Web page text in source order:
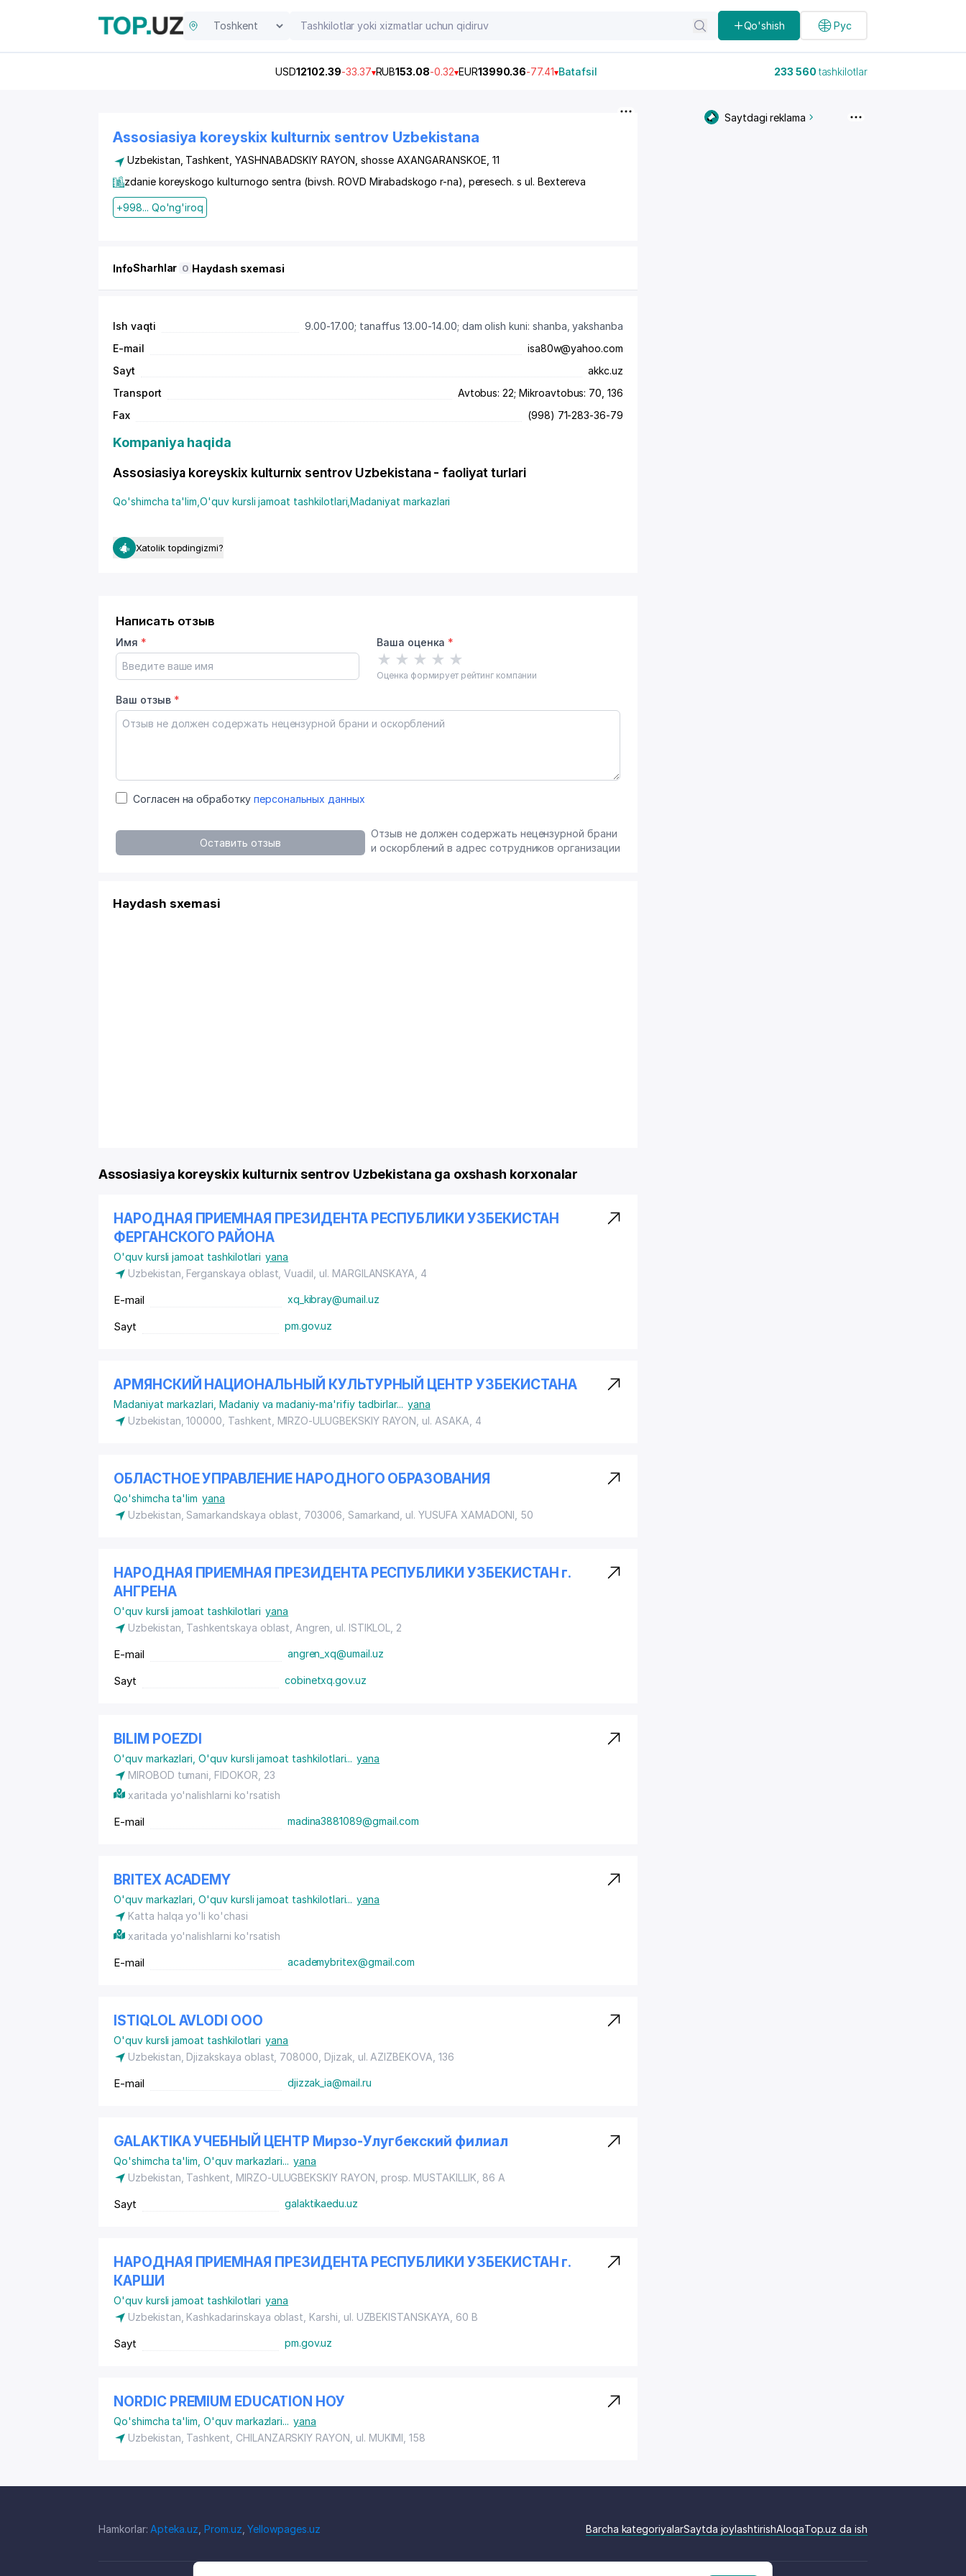
Qo'shish Рус
USD12102.39-33.37 RUB153.08-0.32 EUR13990.36-77.41 Batafsil 233 560tashkilotlar
Assosiasiya koreyskix kulturnix sentrov Uzbekistana
Uzbekistan, Tashkent, YASHNABADSKIY RAYON , shosse AXANGARANSKOE, 11
zdanie koreyskogo kulturnogo sentra (bivsh. ROVD Mirabadskogo r-na), peresech. s ul. Bextereva
+998... Qo'ng'iroq
InfoSharhlar 0 Haydash sxemasi
Ish vaqti
9.00-17.00; tanaffus 13.00-14.00; dam olish kuni: shanba, yakshanba
E-mail
isa80w@yahoo.com
Sayt
akkc.uz
Transport
Avtobus: 22; Mikroavtobus: 70, 136
Fax
(998) 71-283-36-79
Kompaniya haqida
Assosiasiya koreyskix kulturnix sentrov Uzbekistana - faoliyat turlari
Qo'shimcha ta'lim ,O'quv kursli jamoat tashkilotlari ,Madaniyat markazlari
Xatolik topdingizmi?
Написать отзыв
Имя * Ваша оценка *
★ ★ ★ ★ ★
Оценка формирует рейтинг компании
Ваш отзыв *
Согласен на обработку персональных данных
Оставить отзыв
Отзыв не должен содержать нецензурной брани
и оскорблений в адрес сотрудников организации
Haydash sxemasi
Assosiasiya koreyskix kulturnix sentrov Uzbekistana ga oxshash korxonalar
НАРОДНАЯ ПРИЕМНАЯ ПРЕЗИДЕНТА РЕСПУБЛИКИ УЗБЕКИСТАН
ФЕРГАНСКОГО РАЙОНА
O'quv kursli jamoat tashkilotlari yana
Uzbekistan, Ferganskaya oblast, Vuadil, ul. MARGILANSKAYA , 4
E-mail xq_kibray@umail.uz
Sayt pm.gov.uz
АРМЯНСКИЙ НАЦИОНАЛЬНЫЙ КУЛЬТУРНЫЙ ЦЕНТР УЗБЕКИСТАНА
Madaniyat markazlari Madaniy va madaniy-ma'rifiy tadbirlar... yana
Uzbekistan, 100000, Tashkent, MIRZO-ULUGBEKSKIY RAYON , ul. ASAKA, 4
ОБЛАСТНОЕ УПРАВЛЕНИЕ НАРОДНОГО ОБРАЗОВАНИЯ
Qo'shimcha ta'lim yana
Uzbekistan, Samarkandskaya oblast, 703006, Samarkand, ul. YUSUFA XAMADONI , 50
НАРОДНАЯ ПРИЕМНАЯ ПРЕЗИДЕНТА РЕСПУБЛИКИ УЗБЕКИСТАН г.
АНГРЕНА
O'quv kursli jamoat tashkilotlari yana
Uzbekistan, Tashkentskaya oblast, Angren, ul. ISTIKLOL , 2
E-mail angren_xq@umail.uz
Sayt cobinetxq.gov.uz
BILIM POEZDI
O'quv markazlari ,O'quv kursli jamoat tashkilotlari... yana
MIROBOD tumani, FIDOKOR, 23
xaritada yo'nalishlarni ko'rsatish
E-mail madina3881089@gmail.com
BRITEX ACADEMY
O'quv markazlari ,O'quv kursli jamoat tashkilotlari... yana
Katta halqa yo'li ko'chasi
xaritada yo'nalishlarni ko'rsatish
E-mail academybritex@gmail.com
ISTIQLOL AVLODI ООО
O'quv kursli jamoat tashkilotlari yana
Uzbekistan, Djizakskaya oblast, 708000, Djizak, ul. AZIZBEKOVA , 136
E-mail djizzak_ia@mail.ru
GALAKTIKA УЧЕБНЫЙ ЦЕНТР Мирзо-Улугбекский филиал
Qo'shimcha ta'lim ,O'quv markazlari... yana
Uzbekistan, Tashkent, MIRZO-ULUGBEKSKIY RAYON prosp. MUSTAKILLIK , 86 A
Sayt galaktikaedu.uz
НАРОДНАЯ ПРИЕМНАЯ ПРЕЗИДЕНТА РЕСПУБЛИКИ УЗБЕКИСТАН г.
КАРШИ
O'quv kursli jamoat tashkilotlari yana
Uzbekistan, Kashkadarinskaya oblast, Karshi, ul. UZBEKISTANSKAYA , 60 B
Sayt pm.gov.uz
NORDIC PREMIUM EDUCATION НОУ
Qo'shimcha ta'lim ,O'quv markazlari... yana
Uzbekistan, Tashkent, CHILANZARSKIY RAYON , ul. MUKIMI, 158
Saytdagi reklama
Hamkorlar: Apteka.uz Prom.uz ,Yellowpages.uz Barcha kategoriyalarSaytda joylashtirishAloqaTop.uz da ish